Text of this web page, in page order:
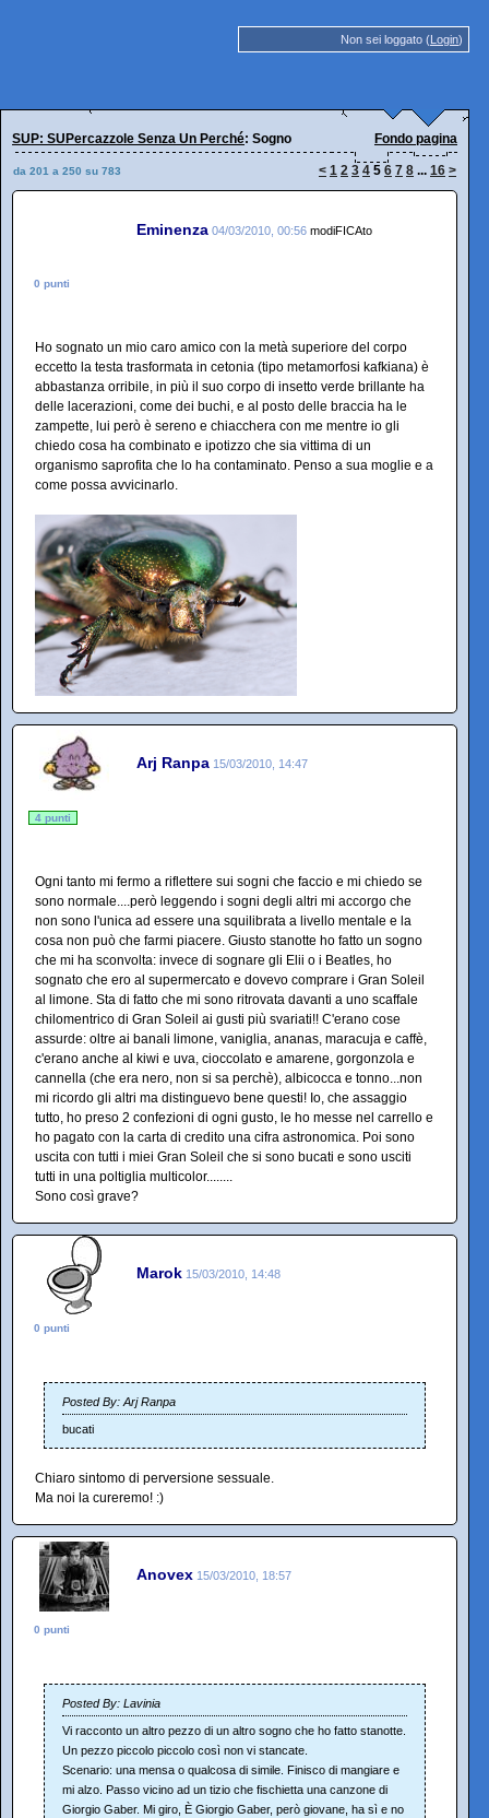
Non sei loggato (Login)
SUP: SUPercazzole Senza Un Perché: Sogno Fondo pagina
da 201 a 250 su 783 < 1 2 3 4 5 6 7 8 ... 16 >
Eminenza 04/03/2010, 00:56 modiFICAto
0 punti
Ho sognato un mio caro amico con la metà superiore del corpo
eccetto la testa trasformata in cetonia (tipo metamorfosi kafkiana) è
abbastanza orribile, in più il suo corpo di insetto verde brillante ha
delle lacerazioni, come dei buchi, e al posto delle braccia ha le
zampette, lui però è sereno e chiacchera con me mentre io gli
chiedo cosa ha combinato e ipotizzo che sia vittima di un
organismo saprofita che lo ha contaminato. Penso a sua moglie e a
come possa avvicinarlo.
Arj Ranpa 15/03/2010, 14:47
4 punti
Ogni tanto mi fermo a riflettere sui sogni che faccio e mi chiedo se
sono normale....però leggendo i sogni degli altri mi accorgo che
non sono l'unica ad essere una squilibrata a livello mentale e la
cosa non può che farmi piacere. Giusto stanotte ho fatto un sogno
che mi ha sconvolta: invece di sognare gli Elii o i Beatles, ho
sognato che ero al supermercato e dovevo comprare i Gran Soleil
al limone. Sta di fatto che mi sono ritrovata davanti a uno scaffale
chilomentrico di Gran Soleil ai gusti più svariati!! C'erano cose
assurde: oltre ai banali limone, vaniglia, ananas, maracuja e caffè,
c'erano anche al kiwi e uva, cioccolato e amarene, gorgonzola e
cannella (che era nero, non si sa perchè), albicocca e tonno...non
mi ricordo gli altri ma distinguevo bene questi! Io, che assaggio
tutto, ho preso 2 confezioni di ogni gusto, le ho messe nel carrello e
ho pagato con la carta di credito una cifra astronomica. Poi sono
uscita con tutti i miei Gran Soleil che si sono bucati e sono usciti
tutti in una poltiglia multicolor........
Sono così grave?
Marok 15/03/2010, 14:48
0 punti
Posted By: Arj Ranpa
bucati
Chiaro sintomo di perversione sessuale.
Ma noi la cureremo! :)
Anovex 15/03/2010, 18:57
0 punti
Posted By: Lavinia
Vi racconto un altro pezzo di un altro sogno che ho fatto stanotte.
Un pezzo piccolo piccolo così non vi stancate.
Scenario: una mensa o qualcosa di simile. Finisco di mangiare e
mi alzo. Passo vicino ad un tizio che fischietta una canzone di
Giorgio Gaber. Mi giro, È Giorgio Gaber, però giovane, ha sì e no